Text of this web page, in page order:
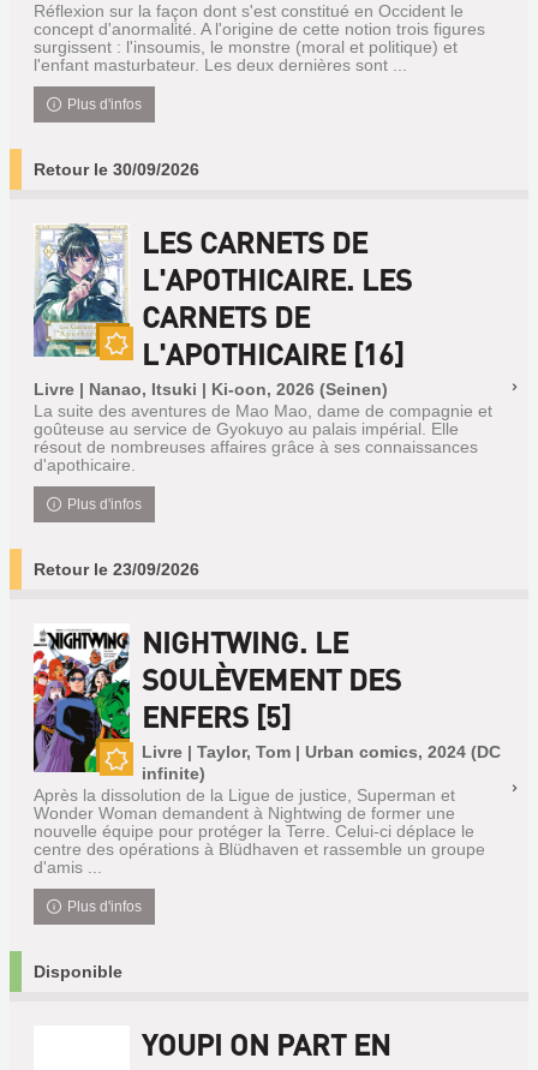
Réflexion sur la façon dont s'est constitué en Occident le
concept d'anormalité. A l'origine de cette notion trois figures
surgissent : l'insoumis, le monstre (moral et politique) et
l'enfant masturbateur. Les deux dernières sont ...
Plus d'infos
Retour le 30/09/2026
LES CARNETS DE
L'APOTHICAIRE. LES
CARNETS DE
L'APOTHICAIRE [16]
Livre | Nanao, Itsuki | Ki-oon, 2026 (Seinen)
La suite des aventures de Mao Mao, dame de compagnie et
goûteuse au service de Gyokuyo au palais impérial. Elle
résout de nombreuses affaires grâce à ses connaissances
d'apothicaire.
Plus d'infos
Retour le 23/09/2026
NIGHTWING. LE
SOULÈVEMENT DES
ENFERS [5]
Livre | Taylor, Tom | Urban comics, 2024 (DC
infinite)
Après la dissolution de la Ligue de justice, Superman et
Wonder Woman demandent à Nightwing de former une
nouvelle équipe pour protéger la Terre. Celui-ci déplace le
centre des opérations à Blüdhaven et rassemble un groupe
d'amis ...
Plus d'infos
Disponible
YOUPI ON PART EN